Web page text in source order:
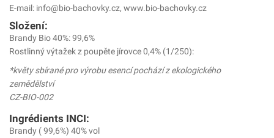
E-mail: info@bio-bachovky.cz, www.bio-bachovky.cz
Složení:
Brandy Bio 40%: 99,6%
Rostlinný výtažek z poupěte jírovce 0,4% (1/250):
*květy sbírané pro výrobu esencí pochází z ekologického
zemědělství
CZ-BIO-002
Ingrédients INCI:
Brandy ( 99,6%) 40% vol